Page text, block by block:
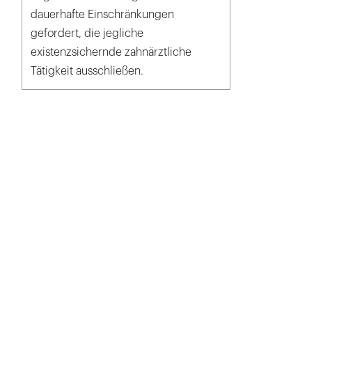
dauerhafte Einschränkungen
gefordert, die jegliche
existenzsichernde zahnärztliche
Tätigkeit ausschließen.